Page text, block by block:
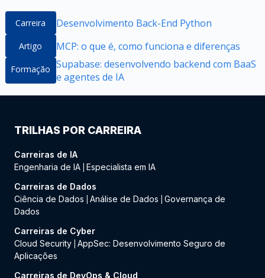
Carreira Desenvolvimento Back-End Python
Artigo MCP: o que é, como funciona e diferenças
Formação Supabase: desenvolvendo backend com BaaS
e agentes de IA
TRILHAS POR CARREIRA
Carreiras de IA
Engenharia de IA Especialista em IA
Carreiras de Dados
Ciência de Dados
Análise de Dados
Governança de
Dados
Carreiras de Cyber
Cloud Security AppSec: Desenvolvimento Seguro de
Aplicações
Carreiras de DevOps & Cloud